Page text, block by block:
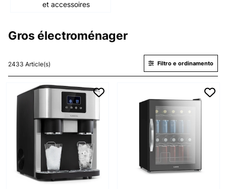
et accessoires
Gros électroménager
2433 Article(s) Filtro e ordinamento